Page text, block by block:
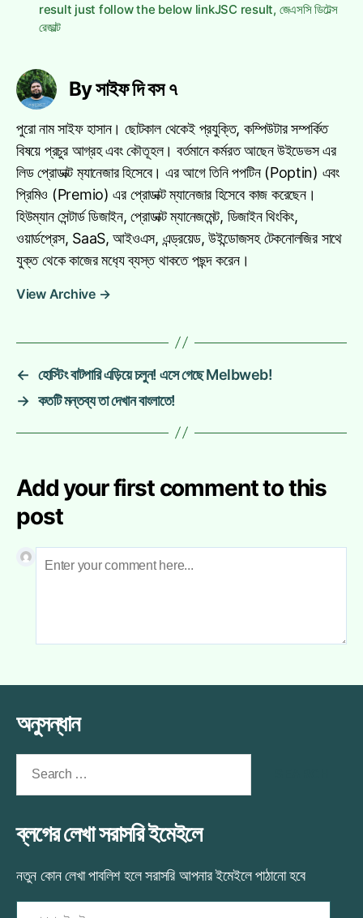
result just follow the below linkJSC result, জেএসসি ডিটেল্স
রেজাল্ট
By সাইফ দি বস ৭
পুরো নাম সাইফ হাসান। ছোটকাল থেকেই প্রযুক্তি, কম্পিউটার সম্পর্কিত
বিষয়ে প্রচুর আগ্রহ এবং কৌতূহল। বর্তমানে কর্মরত আছেন উইডেভস এর
লিড প্রোডাক্ট ম‍্যানেজার হিসেবে। এর আগে তিনি পপটিন (Poptin) এবং
প্রিমিও (Premio) এর প্রোডাক্ট ম্যানেজার হিসেবে কাজ করেছেন।
হিউম্যান সেন্টার্ড ডিজাইন, প্রোডাক্ট ম্যানেজমেন্ট, ডিজাইন থিংকিং,
ওয়ার্ডপ্রেস, SaaS, আইওএস, এন্ড্রয়েড, উইন্ডোজসহ টেকনোলজির সাথে
যুক্ত থেকে কাজের মধ‍্যে ব্যস্ত থাকতে পছন্দ করেন।
View Archive →
← হোস্টিং বাটপারি এড়িয়ে চলুন! এসে গেছে Melbweb!
→ কতটি মন্তব্য তা দেখান বাংলাতে!
Add your first comment to this
post
অনুসন্ধান
ব্লগের লেখা সরাসরি ইমেইলে
নতুন কোন লেখা পাবলিশ হলে সরাসরি আপনার ইমেইলে পাঠানো হবে